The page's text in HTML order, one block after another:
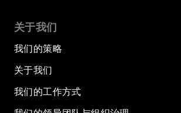
关于我们
我们的策略
关于我们
我们的工作方式